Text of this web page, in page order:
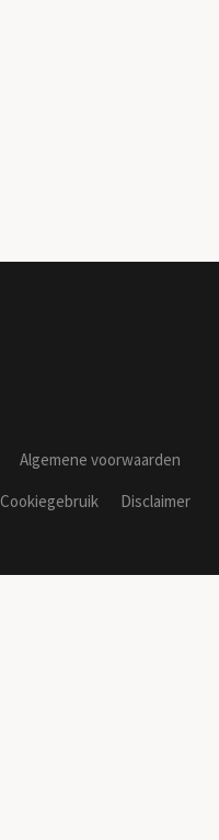
Algemene voorwaarden
Cookiegebruik
Disclaimer